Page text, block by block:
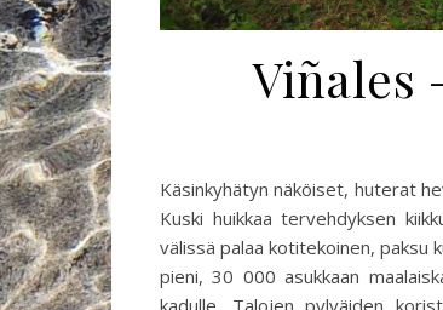
Viñales
Käsinkyhätyn näköiset, huterat
Kuski huikkaa tervehdyksen
välissä palaa kotitekoinen, paksu
pieni, 30 000 asukkaan
kadulle. Talojen pylväiden